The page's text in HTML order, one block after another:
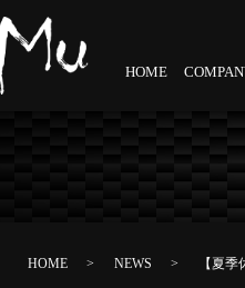
HOME
HOME NEWS 【夏